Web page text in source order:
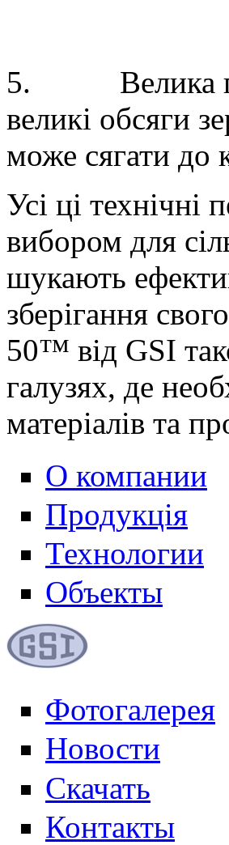
5.
Велика
великі обсяги
може сягати до
Усі ці
вибором для
шукають
зберігання
50™ від GSI
галузях, де
матеріалів та
О компании
Продукція
Технологии
Объекты
Фотогалерея
Новости
Скачать
Контакты